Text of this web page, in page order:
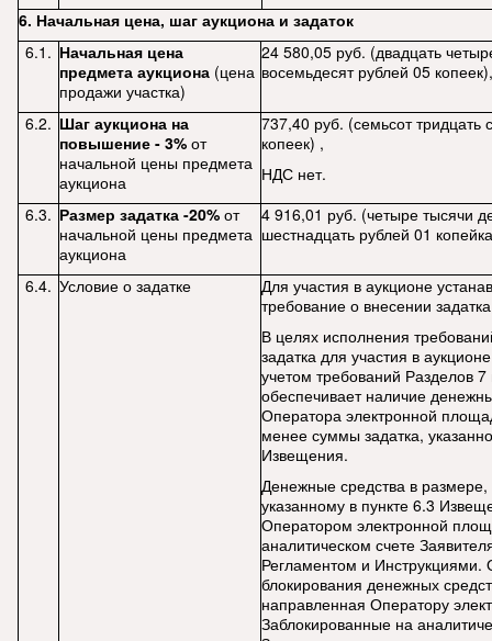
6. Начальная цена, шаг аукциона и задаток
6.1. Начальная цена
предмета аукциона (цена
продажи участка)
24 580,05 руб. (двадцать
восемьдесят рублей 05
6.2. Шаг аукциона на
повышение - 3% от
начальной цены предмета
аукциона
737,40 руб. (семьсот тридцать
копеек) ,
НДС нет.
6.3. Размер задатка -20% от
начальной цены предмета
аукциона
4 916,01 руб. (четыре тысячи
шестнадцать рублей 01
6.4. Условие о задатке
Для участия в аукционе
требование о внесении
В целях исполнения
задатка для участия в
учетом требований Разделов
обеспечивает наличие
Оператора электронной
менее суммы задатка,
Извещения.
Денежные средства в размере,
указанному в пункте 6.3
Оператором электронной
аналитическом счете
Регламентом и
блокирования денежных
направленная Оператору
Заблокированные на